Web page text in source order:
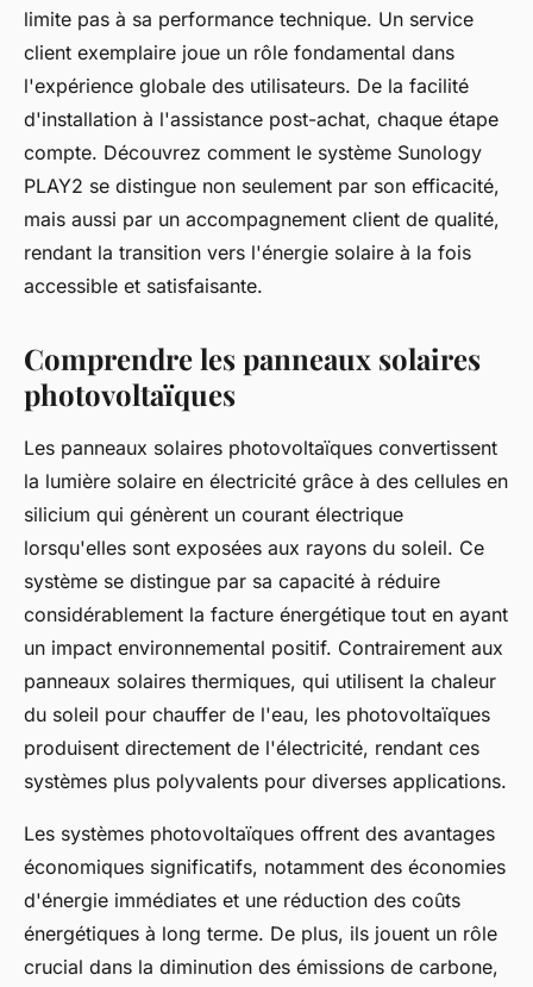
limite pas à sa performance technique. Un service
client exemplaire joue un rôle fondamental dans
l'expérience globale des utilisateurs. De la facilité
d'installation à l'assistance post-achat, chaque étape
compte. Découvrez comment le système Sunology
PLAY2 se distingue non seulement par son efficacité,
mais aussi par un accompagnement client de qualité,
rendant la transition vers l'énergie solaire à la fois
accessible et satisfaisante.
Comprendre les panneaux solaires
photovoltaïques
Les panneaux solaires photovoltaïques convertissent
la lumière solaire en électricité grâce à des cellules en
silicium qui génèrent un courant électrique
lorsqu'elles sont exposées aux rayons du soleil. Ce
système se distingue par sa capacité à réduire
considérablement la facture énergétique tout en ayant
un impact environnemental positif. Contrairement aux
panneaux solaires thermiques, qui utilisent la chaleur
du soleil pour chauffer de l'eau, les photovoltaïques
produisent directement de l'électricité, rendant ces
systèmes plus polyvalents pour diverses applications.
Les systèmes photovoltaïques offrent des avantages
économiques significatifs, notamment des économies
d'énergie immédiates et une réduction des coûts
énergétiques à long terme. De plus, ils jouent un rôle
crucial dans la diminution des émissions de carbone,